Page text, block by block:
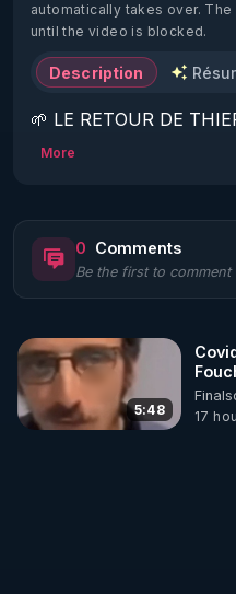
automatically takes over.
until the video is blocked.
Description
🌱 LE RETOUR DE
2022)!
https://www.rgnr.fr/
🌱 LE MAGAZINE
🌱 LA BOUTIQUE DU
Pour obtenir les
More
0 Comments
Be the first to comment
5:48
de
17